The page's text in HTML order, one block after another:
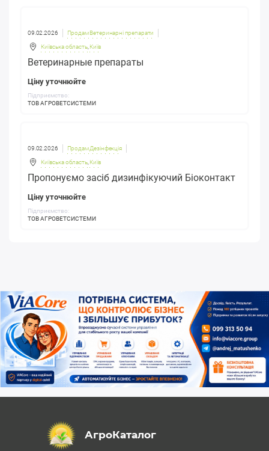
09.02.2026 Продам Ветеринарні препарати
Київська область, Київ
Ветеринарные препараты
Ціну уточнюйте
Підприємство:
ТОВ АГРОВЕТСИСТЕМИ
09.02.2026 Продам Дезінфекція
Київська область, Київ
Пропонуємо засіб дизинфікуючий Біоконтакт
Ціну уточнюйте
Підприємство:
ТОВ АГРОВЕТСИСТЕМИ
АгроКаталог